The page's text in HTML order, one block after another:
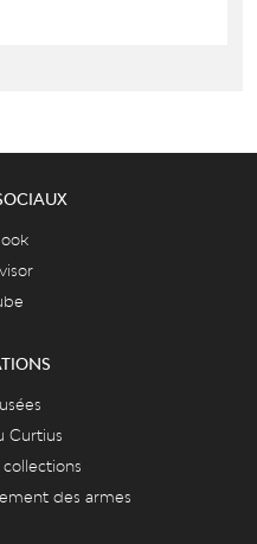
Curtius
des armes